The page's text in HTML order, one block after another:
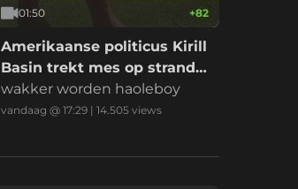
01:50 +82
Amerikaanse politicus Kirill
Basin trekt mes op strand
Hawaii
wakker worden haoleboy
vandaag @ 17:29 |14.505 views